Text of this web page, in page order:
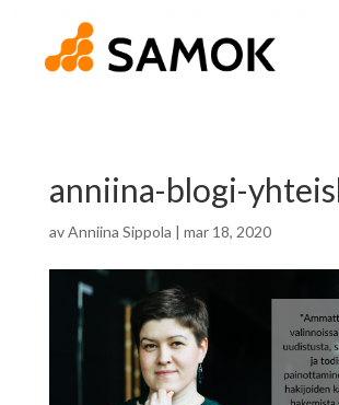
anniina-blogi-
avAnniina Sippola | mar 18, 2020